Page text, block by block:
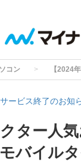
コン 【2024
ービス終了のお知
ター人
バイル